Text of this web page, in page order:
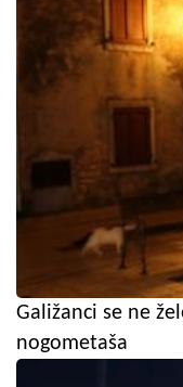
Galižanci se ne
nogometaša